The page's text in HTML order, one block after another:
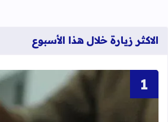
الاكثر زيارة خلال هذا الأسبوع